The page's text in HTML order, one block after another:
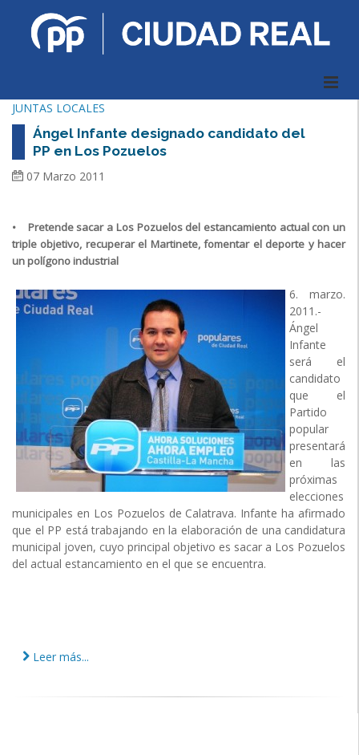
JUNTAS LOCALES
Ángel Infante designado candidato del
PP en Los Pozuelos
07 Marzo 2011
• Pretende sacar a Los Pozuelos del estancamiento actual con un
triple objetivo, recuperar el Martinete, fomentar el deporte y hacer
un polígono industrial
6. marzo.
2011.-
Ángel
Infante
será el
candidato
que el
Partido
popular
presentará
en las
próximas
elecciones
municipales en Los Pozuelos de Calatrava. Infante ha afirmado
que el PP está trabajando en la elaboración de una candidatura
municipal joven, cuyo principal objetivo es sacar a Los Pozuelos
del actual estancamiento en el que se encuentra.
Leer más...